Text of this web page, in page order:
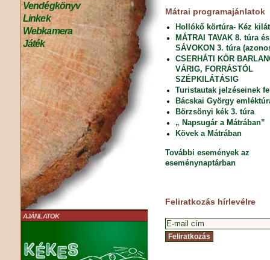
Vendégkönyv
Linkek
Webkamera
Játék
AJÁNLATOK
Mátrai programajánlatok
Hollókő körtúra- Kéz
MÁTRAI TAVAK 8. túra
SÁVOKON 3. túra
CSERHÁTI KÖR
VÁRIG, FORRÁSTÓL
SZÉPKILÁTÁSIG
Turistautak jelzéseinek
Bácskai György
Börzsönyi kék 3. túra
„ Napsugár a Mátrában”
Kövek a Mátrában
További események az
eseménynaptárban
Feliratkozás hírlevélre